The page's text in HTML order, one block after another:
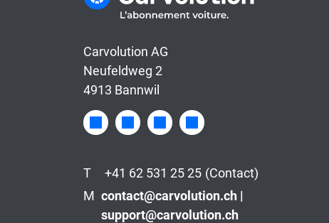
Carvolution AG
Neufeldweg 2
4913 Bannwil
T +41 62 531 25 25 (Contact)
M contact@carvolution.ch |
support@carvolution.ch